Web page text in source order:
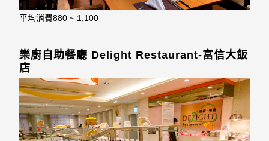
平均消費880 ~ 1,100
樂廚自助餐廳 Delight Restaurant-富信大飯
店